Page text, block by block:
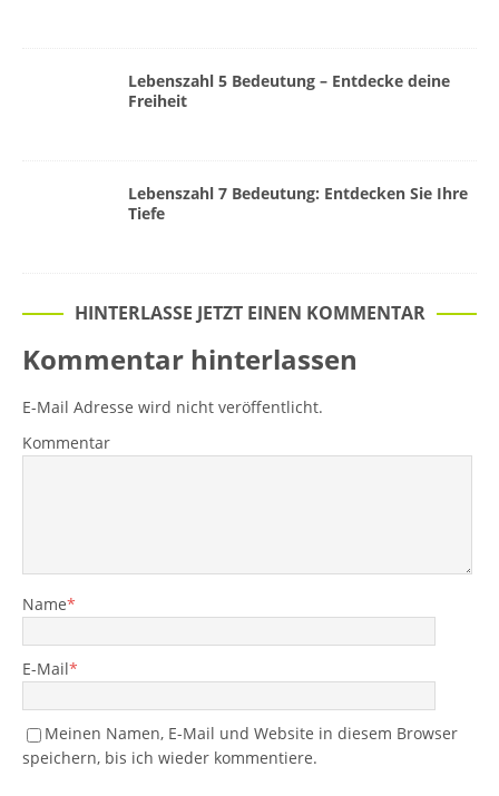
Lebenszahl 5 Bedeutung – Entdecke deine
Freiheit
Lebenszahl 7 Bedeutung: Entdecken Sie Ihre
Tiefe
HINTERLASSE JETZT EINEN KOMMENTAR
Kommentar hinterlassen
E-Mail Adresse wird nicht veröffentlicht.
Kommentar
Name*
E-Mail*
Meinen Namen, E-Mail und Website in diesem Browser
speichern, bis ich wieder kommentiere.